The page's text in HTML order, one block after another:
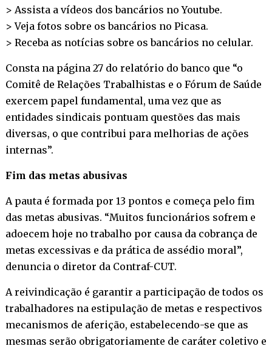
> Assista a vídeos dos bancários noYoutube.
> Veja fotos sobre os bancários no Picasa.
> Receba as notícias sobre os bancários no celular.
Consta na página 27 do relatório do banco que “o
Comitê de Relações Trabalhistas e o Fórum de Saúde
exercem papel fundamental, uma vez que as
entidades sindicais pontuam questões das mais
diversas, o que contribui para melhorias de ações
internas”.
Fim das metas abusivas
A pauta é formada por 13 pontos e começa pelo fim
das metas abusivas. “Muitos funcionários sofrem e
adoecem hoje no trabalho por causa da cobrança de
metas excessivas e da prática de assédio moral”,
denuncia o diretor da Contraf-CUT.
A reivindicação é garantir a participação de todos os
trabalhadores na estipulação de metas e respectivos
mecanismos de aferição, estabelecendo-se que as
mesmas serão obrigatoriamente de caráter coletivo e